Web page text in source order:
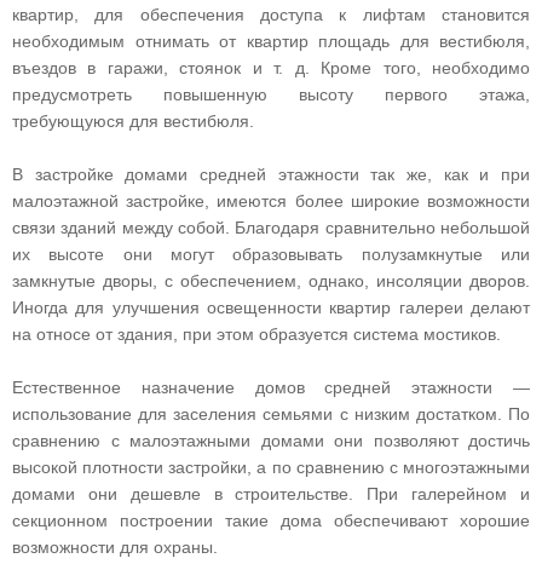
квартир, для обеспечения доступа к лифтам становится
необходимым отнимать от квартир площадь для вестибюля,
въездов в гаражи, стоянок и т. д. Кроме того, необходимо
предусмотреть повышенную высоту первого этажа,
требующуюся для вестибюля.
В застройке домами средней этажности так же, как и при
малоэтажной застройке, имеются более широкие возможности
связи зданий между собой. Благодаря сравнительно небольшой
их высоте они могут образовывать полузамкнутые или
замкнутые дворы, с обеспечением, однако, инсоляции дворов.
Иногда для улучшения освещенности квартир галереи делают
на относе от здания, при этом образуется система мостиков.
Естественное назначение домов средней этажности —
использование для заселения семьями с низким достатком. По
сравнению с малоэтажными домами они позволяют достичь
высокой плотности застройки, а по сравнению с многоэтажными
домами они дешевле в строительстве. При галерейном и
секционном построении такие дома обеспечивают хорошие
возможности для охраны.